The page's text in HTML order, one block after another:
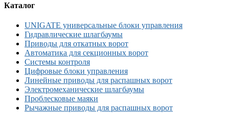
Каталог
UNIGATE универсальные блоки управления
Гидравлические шлагбаумы
Приводы для откатных ворот
Автоматика для секционных ворот
Системы контроля
Цифровые блоки управления
Линейные приводы для распашных ворот
Электромеханические шлагбаумы
Проблесковые маяки
Рычажные приводы для распашных ворот